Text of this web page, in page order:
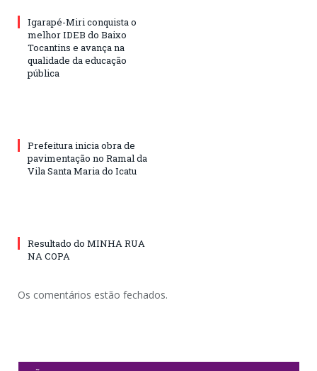
Igarapé-Miri conquista o
melhor IDEB do Baixo
Tocantins e avança na
qualidade da educação
pública
Prefeitura inicia obra de
pavimentação no Ramal da
Vila Santa Maria do Icatu
Resultado do MINHA RUA
NA COPA
Os comentários estão fechados.